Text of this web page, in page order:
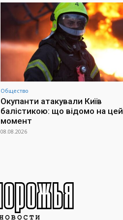
Общество
Окупанти атакували Київ
балістикою: що відомо на цей
момент
08.08.2026